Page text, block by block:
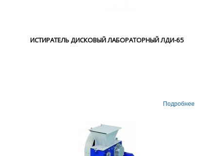
ИСТИРАТЕЛЬ ДИСКОВЫЙ ЛАБОРАТОРНЫЙ ЛДИ-65
Подробнее